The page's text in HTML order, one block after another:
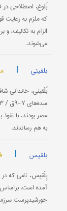
بُلوغ، اصطلاحی
كه ملزم به رعايت
‌الزام به تكاليف،
می‌شوند.
بلقینی |
بُلْقینی‌، خاندانی‌
مصر بودند، با
به‌ هم‌ رساندند.
بلقیس |
بِلْقیس‌، نامی‌ که‌
آمده‌ است‌. براساس‌
خورشیدپرست‌